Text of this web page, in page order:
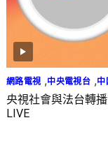
網路電視 ,中央電視台 ,中
央視社會與法台轉
LIVE